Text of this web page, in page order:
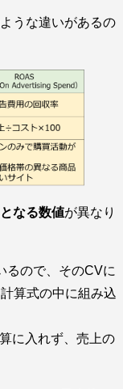
うな違いがあるの
なる数値が異なり
るので、そのCVに
算式の中に組み込
に入れず、売上の